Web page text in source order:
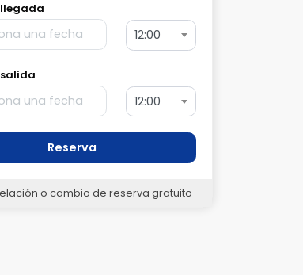
llegada
12:00
12:00
Reserva
o cambio de reserva gratuito